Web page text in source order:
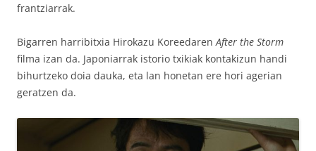
frantziarrak.
Bigarren harribitxia Hirokazu Koreedaren After the Storm
filma izan da. Japoniarrak istorio txikiak kontakizun handi
bihurtzeko doia dauka, eta lan honetan ere hori agerian
geratzen da.